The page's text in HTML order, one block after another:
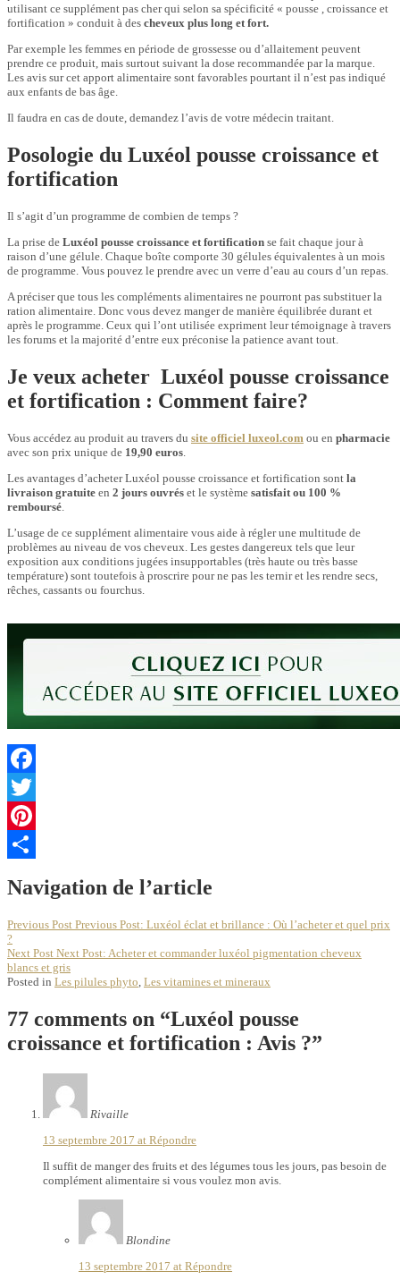
utilisant ce supplément pas cher qui selon sa spécificité « pousse , croissance et
fortification » conduit à des cheveux plus long et fort.
Par exemple les femmes en période de grossesse ou d’allaitement peuvent
prendre ce produit, mais surtout suivant la dose recommandée par la marque.
Les avis sur cet apport alimentaire sont favorables pourtant il n’est pas indiqué
aux enfants de bas âge.
Il faudra en cas de doute, demandez l’avis de votre médecin traitant.
Posologie du Luxéol pousse croissance et
fortification
Il s’agit d’un programme de combien de temps ?
La prise de Luxéol pousse croissance et fortification se fait chaque jour à
raison d’une gélule. Chaque boîte comporte 30 gélules équivalentes à un mois
de programme. Vous pouvez le prendre avec un verre d’eau au cours d’un repas.
A préciser que tous les compléments alimentaires ne pourront pas substituer la
ration alimentaire. Donc vous devez manger de manière équilibrée durant et
après le programme. Ceux qui l’ont utilisée expriment leur témoignage à travers
les forums et la majorité d’entre eux préconise la patience avant tout.
Je veux acheter Luxéol pousse croissance
et fortification : Comment faire?
Vous accédez au produit au travers du site officiel luxeol.com ou en pharmacie
avec son prix unique de 19,90 euros
Les avantages d’acheter Luxéol pousse croissance et fortification sont la
livraison gratuite en 2 jours ouvrés et le système satisfait ou 100 %
remboursé
L’usage de ce supplément alimentaire vous aide à régler une multitude de
problèmes au niveau de vos cheveux. Les gestes dangereux tels que leur
exposition aux conditions jugées insupportables (très haute ou très basse
température) sont toutefois à proscrire pour ne pas les ternir et les rendre secs,
rêches, cassants ou fourchus.
Facebook
Twitter
Pinterest
Navigation de l’article
Previous Post Previous Post: Luxéol éclat et brillance : Où l’acheter et quel prix
?
Next Post Next Post: Acheter et commander luxéol pigmentation cheveux
blancs et gris
Posted in Les pilules phyto, Les vitamines et mineraux
77 comments on “Luxéol pousse
croissance et fortification : Avis ?”
Rivaille
13 septembre 2017 at Répondre
Il suffit de manger des fruits et des légumes tous les jours, pas besoin de
complément alimentaire si vous voulez mon avis.
Blondine
13 septembre 2017 at Répondre